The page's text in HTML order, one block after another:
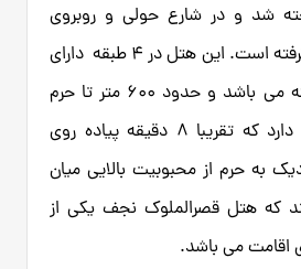
1,397 ساخته شد و در شارع حولی و روبروی
پارکینگ طبقاتی قرار گرفته است. این هتل در 4 طبقه دارای
اتاق ها 2 الی 5 تخته می باشد و حدود 600 متر تا حرم
امام علی (ع) فاصله دارد که تقریبا 8 دقیقه پیاده روی
به حرم از محبوبیت بالایی میان
که هتل قصرالملوک نجف یکی از
اقامت می باشد.